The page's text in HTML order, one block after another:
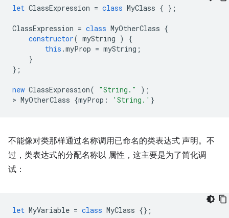
let ClassExpression = class MyClass { };
ClassExpression = class MyOtherClass {
constructor( myString )
{
this .myProp = myString ;
}
};
new ClassExpression( "String."
);
> MyOtherClass {myProp : 'String.' }
不能像对类那样通过名称调用已命名的类表达式 声明。不
过，类表达式的分配名称以 属性，这主要是为了简化调
试：
let MyVariable = class MyClass {};